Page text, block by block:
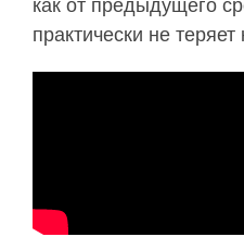
как от предыдущего
практически не теряет